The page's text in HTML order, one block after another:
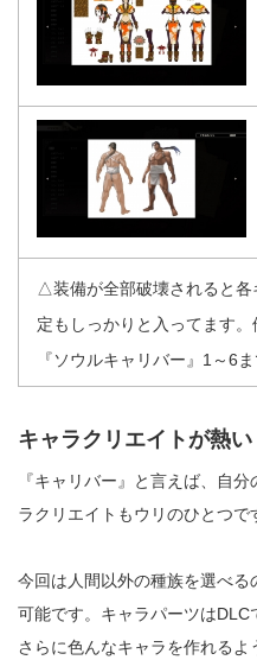
△装備が全部破壊されると各
定もしっかりと入ってます
『ソウルキャリバー』1～6ま
キャラクリエイトが熱い
『キャリバー』と言えば、自
ラクリエイトもウリのひとつで
今回は人間以外の種族を選べ
可能です。キャラパーツは
さらに色んなキャラを作れる